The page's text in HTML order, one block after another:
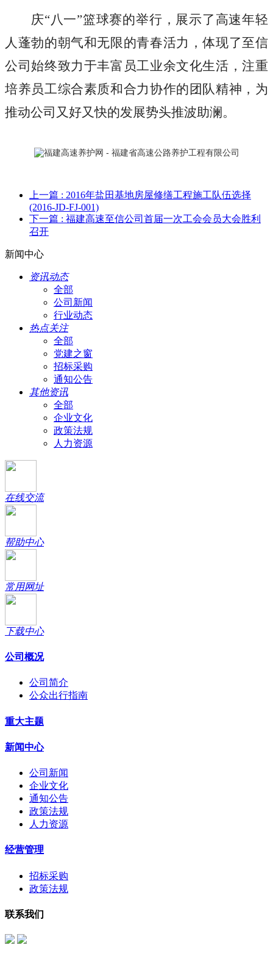
庆“八一”篮球赛的举行，展示了高速年轻
人蓬勃的朝气和无限的青春活力，体现了至信
公司始终致力于丰富员工业余文化生活，注重
培养员工综合素质和合力协作的团队精神，为
推动公司又好又快的发展势头推波助澜。
上一篇 : 2016年盐田基地房屋修缮工程施工队伍选择
(2016-JD-FJ-001)
下一篇 : 福建高速至信公司首届一次工会会员大会胜利
召开
新闻中心
资讯动态
全部
公司新闻
行业动态
热点关注
全部
党建之窗
招标采购
通知公告
其他资讯
全部
企业文化
政策法规
人力资源
在线交流
帮助中心
常用网址
下载中心
公司概况
公司简介
公众出行指南
重大主题
新闻中心
公司新闻
企业文化
通知公告
政策法规
人力资源
经营管理
招标采购
政策法规
联系我们